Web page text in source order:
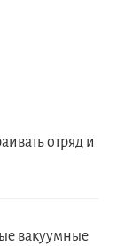
отряд и
вакуумные